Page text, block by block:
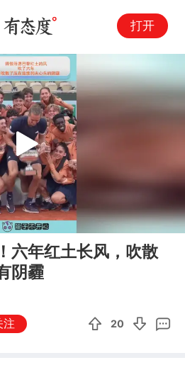
打开
00:38
Play
六年红土长风，吹散
阴霾
注 20